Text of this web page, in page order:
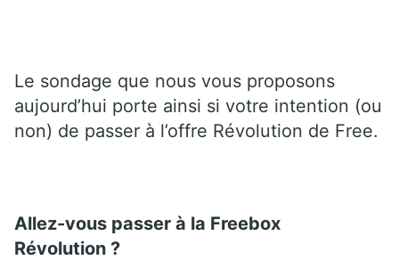
Le sondage que nous vous proposons
aujourd’hui porte ainsi si votre intention (ou
non) de passer à l’offre Révolution de Free.
Allez-vous passer à la Freebox
Révolution ?